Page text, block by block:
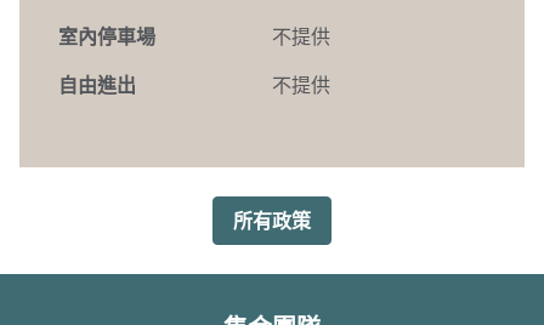
室內停車場 不提供
自由進出 不提供
所有政策